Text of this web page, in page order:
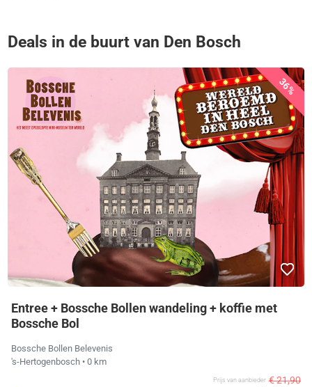
Deals in de buurt van Den Bosch
36%
Entree + Bossche Bollen wandeling + koffie met
Bossche Bol
Bossche Bollen Belevenis
's-Hertogenbosch • 0 km
Prijs van aanbieder € 21,90